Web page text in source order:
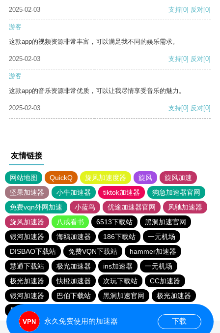
2025-02-03
支持[0] 反对[0]
游客
这款app的视频资源非常丰富，可以满足我不同的娱乐需求。
2025-02-03 支持[0] 反对[0]
游客
这款app的音乐资源非常优质，可以让我尽情享受音乐的魅力。
2025-02-03 支持[0] 反对[0]
友情链接
网站地图 QuickQ 旋风加速度器 旋风
旋风加速
坚果加速器
小牛加速器 tiktok加速器
狗急加速器官网
免费vqn外网加速
小蓝鸟 优途加速器官网
风驰加速器
旋风加速器
八戒看书 6513下载站
黑洞加速官网
银河加速器
海鸥加速器 186下载站
一元机场
DISBAO下载站
免费VQN下载站
hammer加速器
慧通下载站
极光加速器 ins加速器
一元机场
极光加速器
快橙加速器 次玩下载站
CC加速器
银河加速器
巴伯下载站 黑洞加速官网
极光加速器
暴雪vp
永久免费使用的加速器 下载